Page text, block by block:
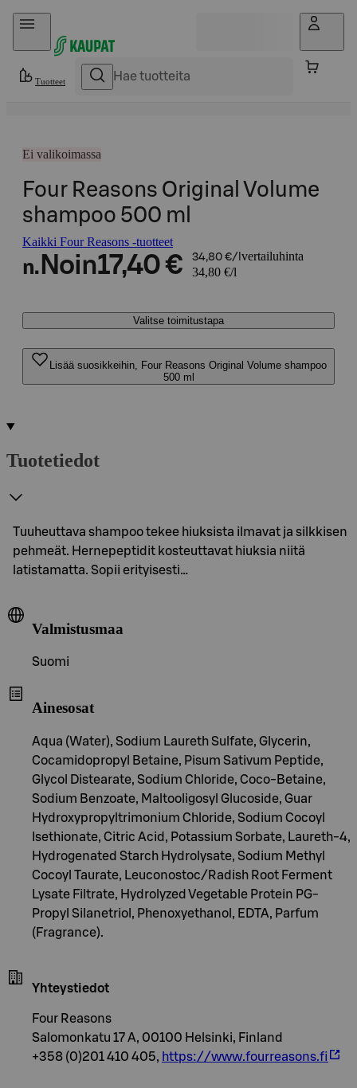
Hyppää sisältöön
Tuotteet
Ei valikoimassa
Four Reasons Original Volume
shampoo 500 ml
Kaikki Four Reasons -tuotteet
n. Noin17,40 € 34,80 €/l vertailuhinta
34,80 €/l
Valitse toimitustapa
Lisää suosikkeihin, Four Reasons Original Volume shampoo
500 ml
Tuotetiedot
Tuuheuttava shampoo tekee hiuksista ilmavat ja silkkisen
pehmeät. Hernepeptidit kosteuttavat hiuksia niitä
latistamatta. Sopii erityisesti…
Valmistusmaa
Suomi
Ainesosat
Aqua (Water), Sodium Laureth Sulfate, Glycerin,
Cocamidopropyl Betaine, Pisum Sativum Peptide,
Glycol Distearate, Sodium Chloride, Coco-Betaine,
Sodium Benzoate, Maltooligosyl Glucoside, Guar
Hydroxypropyltrimonium Chloride, Sodium Cocoyl
Isethionate, Citric Acid, Potassium Sorbate, Laureth-4,
Hydrogenated Starch Hydrolysate, Sodium Methyl
Cocoyl Taurate, Leuconostoc/Radish Root Ferment
Lysate Filtrate, Hydrolyzed Vegetable Protein PG-
Propyl Silanetriol, Phenoxyethanol, EDTA, Parfum
(Fragrance).
Yhteystiedot
Four Reasons
Salomonkatu 17 A, 00100 Helsinki, Finland
+358 (0)201 410 405, https://www.fourreasons.fi